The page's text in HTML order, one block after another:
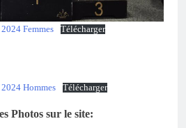
Femmes Télécharger
Hommes Télécharger
Photos sur le site: